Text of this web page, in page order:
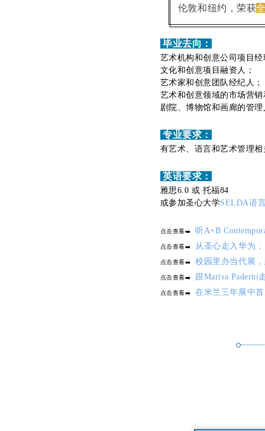
伦敦和纽约，荣获
毕业去向：
艺术机构和创意公司项目
文化和创意项目融资人；
艺术家和创意团队经纪人；
艺术和创意领域的市场营
剧院、博物馆和画廊的管
专业要求：
有艺术、语言和艺术管理
英语要求：
雅思6.0 或 托福84
或参加圣心大学SELDA语
点击查看➡️ 听A+B
点击查看➡️ 从圣心走入华为
点击查看➡️ 校园里办当代展
点击查看➡️ 跟Marisa Paderni
点击查看➡️ 在米兰三年展中